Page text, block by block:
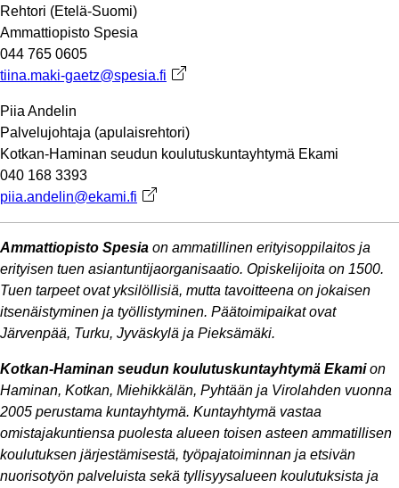
Rehtori (Etelä-Suomi)
Ammattiopisto Spesia
044 765 0605
tiina.maki-gaetz@spesia.fi Avautuu uuteen välilehteen
Piia Andelin
Palvelujohtaja (apulaisrehtori)
Kotkan-Haminan seudun koulutuskuntayhtymä Ekami
040 168 3393
piia.andelin@ekami.fi Avautuu uuteen välilehteen
Ammattiopisto Spesia on ammatillinen erityisoppilaitos ja
erityisen tuen asiantuntijaorganisaatio. Opiskelijoita on 1500.
Tuen tarpeet ovat yksilöllisiä, mutta tavoitteena on jokaisen
itsenäistyminen ja työllistyminen. Päätoimipaikat ovat
Järvenpää, Turku, Jyväskylä ja Pieksämäki.
Kotkan-Haminan seudun koulutuskuntayhtymä Ekamion
Haminan, Kotkan, Miehikkälän, Pyhtään ja Virolahden vuonna
2005 perustama kuntayhtymä. Kuntayhtymä vastaa
omistajakuntiensa puolesta alueen toisen asteen ammatillisen
koulutuksen järjestämisestä, työpajatoiminnan ja etsivän
nuorisotyön palveluista sekä tyllisyysalueen koulutuksista ja